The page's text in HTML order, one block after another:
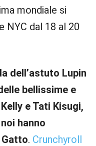
mondiale si
NYC dal 18 al 20
dell’astuto Lupin
bellissime e
e Tati Kisugi,
hanno
. Crunchyroll